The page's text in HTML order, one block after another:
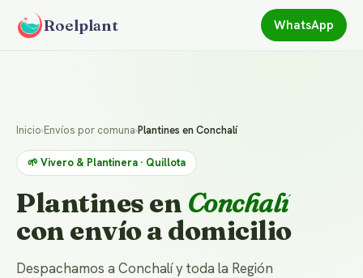
Roelplant WhatsApp
Inicio›Envíos por comuna›Plantines en Conchalí
🌱 Vivero & Plantinera · Quillota
Plantines en Conchalí
con envío a domicilio
Despachamos a Conchalí y toda la Región